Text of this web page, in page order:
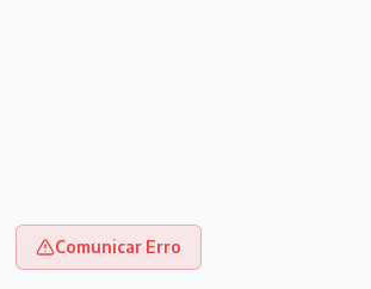
Comunicar Erro